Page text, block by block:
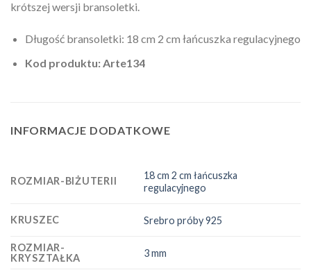
krótszej wersji bransoletki.
Długość bransoletki: 18 cm 2 cm łańcuszka regulacyjnego
Kod produktu: Arte134
INFORMACJE DODATKOWE
ROZMIAR-BIŻUTERII
18 cm 2 cm łańcuszka
regulacyjnego
KRUSZEC Srebro próby 925
ROZMIAR-
KRYSZTAŁKA
3 mm